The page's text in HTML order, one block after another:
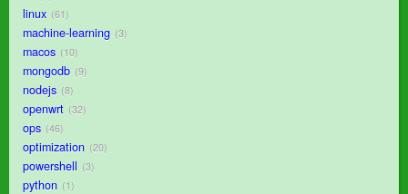
linux 61
machine-learning 3
macos 10
mongodb 9
nodejs 8
openwrt 32
ops 46
optimization 20
powershell 3
python 1